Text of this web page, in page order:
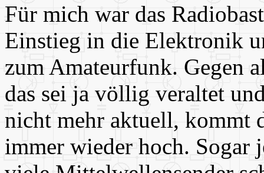
Für mich war das
Einstieg in die Elektronik
zum Amateurfunk. Gegen
das sei ja völlig veraltet
nicht mehr aktuell, kommt
immer wieder hoch. Sogar